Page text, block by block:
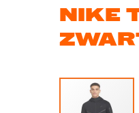
NIKE
Ga